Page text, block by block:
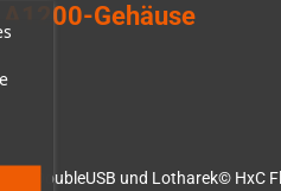
Gehäuse
DoubleUSB und Lotharek© HxC